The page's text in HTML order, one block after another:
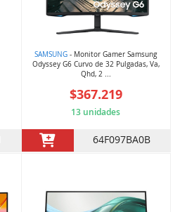
SAMSUNG - Monitor Gamer Samsung
Odyssey G6 Curvo de 32 Pulgadas, Va,
Qhd, 2 ...
$367.219
13 unidades
64F097BA0B